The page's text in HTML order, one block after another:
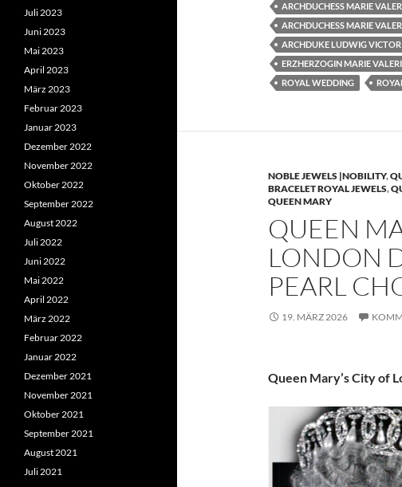
ARCHDUCHESS MARIE
ARCHDUCHESS MARIE
ARCHDUKE LUDWIG VICTOR
ERZHERZOGIN MARIE
ROYAL WEDDING
NOBLE JEWELS |NOBILITY,
BRACELET ROYAL JEWELS,
QUEEN MARY
QUEEN
LONDON
PEARL
19. MÄRZ 2026
Queen Mary’s City of
Juli 2023
Juni 2023
Mai 2023
April 2023
März 2023
Februar 2023
Januar 2023
Dezember 2022
November 2022
Oktober 2022
September 2022
August 2022
Juli 2022
Juni 2022
Mai 2022
April 2022
März 2022
Februar 2022
Januar 2022
Dezember 2021
November 2021
Oktober 2021
September 2021
August 2021
Juli 2021